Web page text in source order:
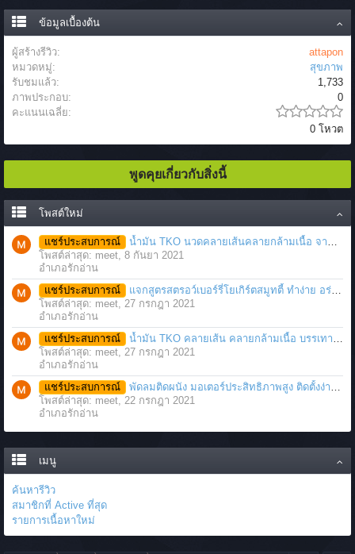
ข้อมูลเบื้องต้น
ผู้สร้างรีวิว:
attapon
หมวดหมู่:
สุขภาพ
รับชมแล้ว:
1,733
ภาพประกอบ:
0
คะแนนเฉลี่ย:
0 โหวต
พูดคุยเกี่ยวกับสิ่งนี้
โพสต์ใหม่
แชร์ประสบการณ์
น้ำมัน TKO นวดคลายเส้นคลายกล้ามเนื้อ จากภาวะตึงหรือเคล็ด บาดเจ็บ ได้อย่างฉับพลัน
โพสต์ล่าสุด: meet, 8 กันยา 2021
อำเภอรักอ่าน
แชร์ประสบการณ์
แจกสูตรสตรอว์เบอร์รี่โยเกิร์ตสมูทตี้ ทำง่าย อร่อย แค่มีเครื่องปั่นน้ำผลไม้
โพสต์ล่าสุด: meet, 27 กรกฎา 2021
อำเภอรักอ่าน
แชร์ประสบการณ์
น้ำมัน TKO คลายเส้น คลายกล้ามเนื้อ บรรเทาอาการบาดเจ็บโดยฉับพลัน
โพสต์ล่าสุด: meet, 27 กรกฎา 2021
อำเภอรักอ่าน
แชร์ประสบการณ์
พัดลมติดผนัง มอเตอร์ประสิทธิภาพสูง ติดตั้งง่าย ประหยัดพื้นที่
โพสต์ล่าสุด: meet, 22 กรกฎา 2021
อำเภอรักอ่าน
เมนู
ค้นหารีวิว
สมาชิกที่ Active ที่สุด
รายการเนื้อหาใหม่